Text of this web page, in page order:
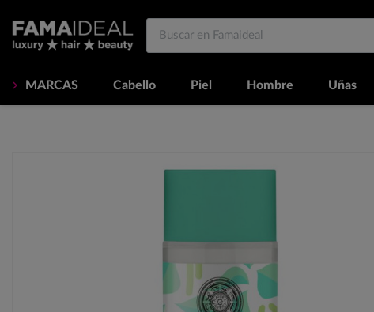
MARCAS Cabello Piel Hombre Uñas